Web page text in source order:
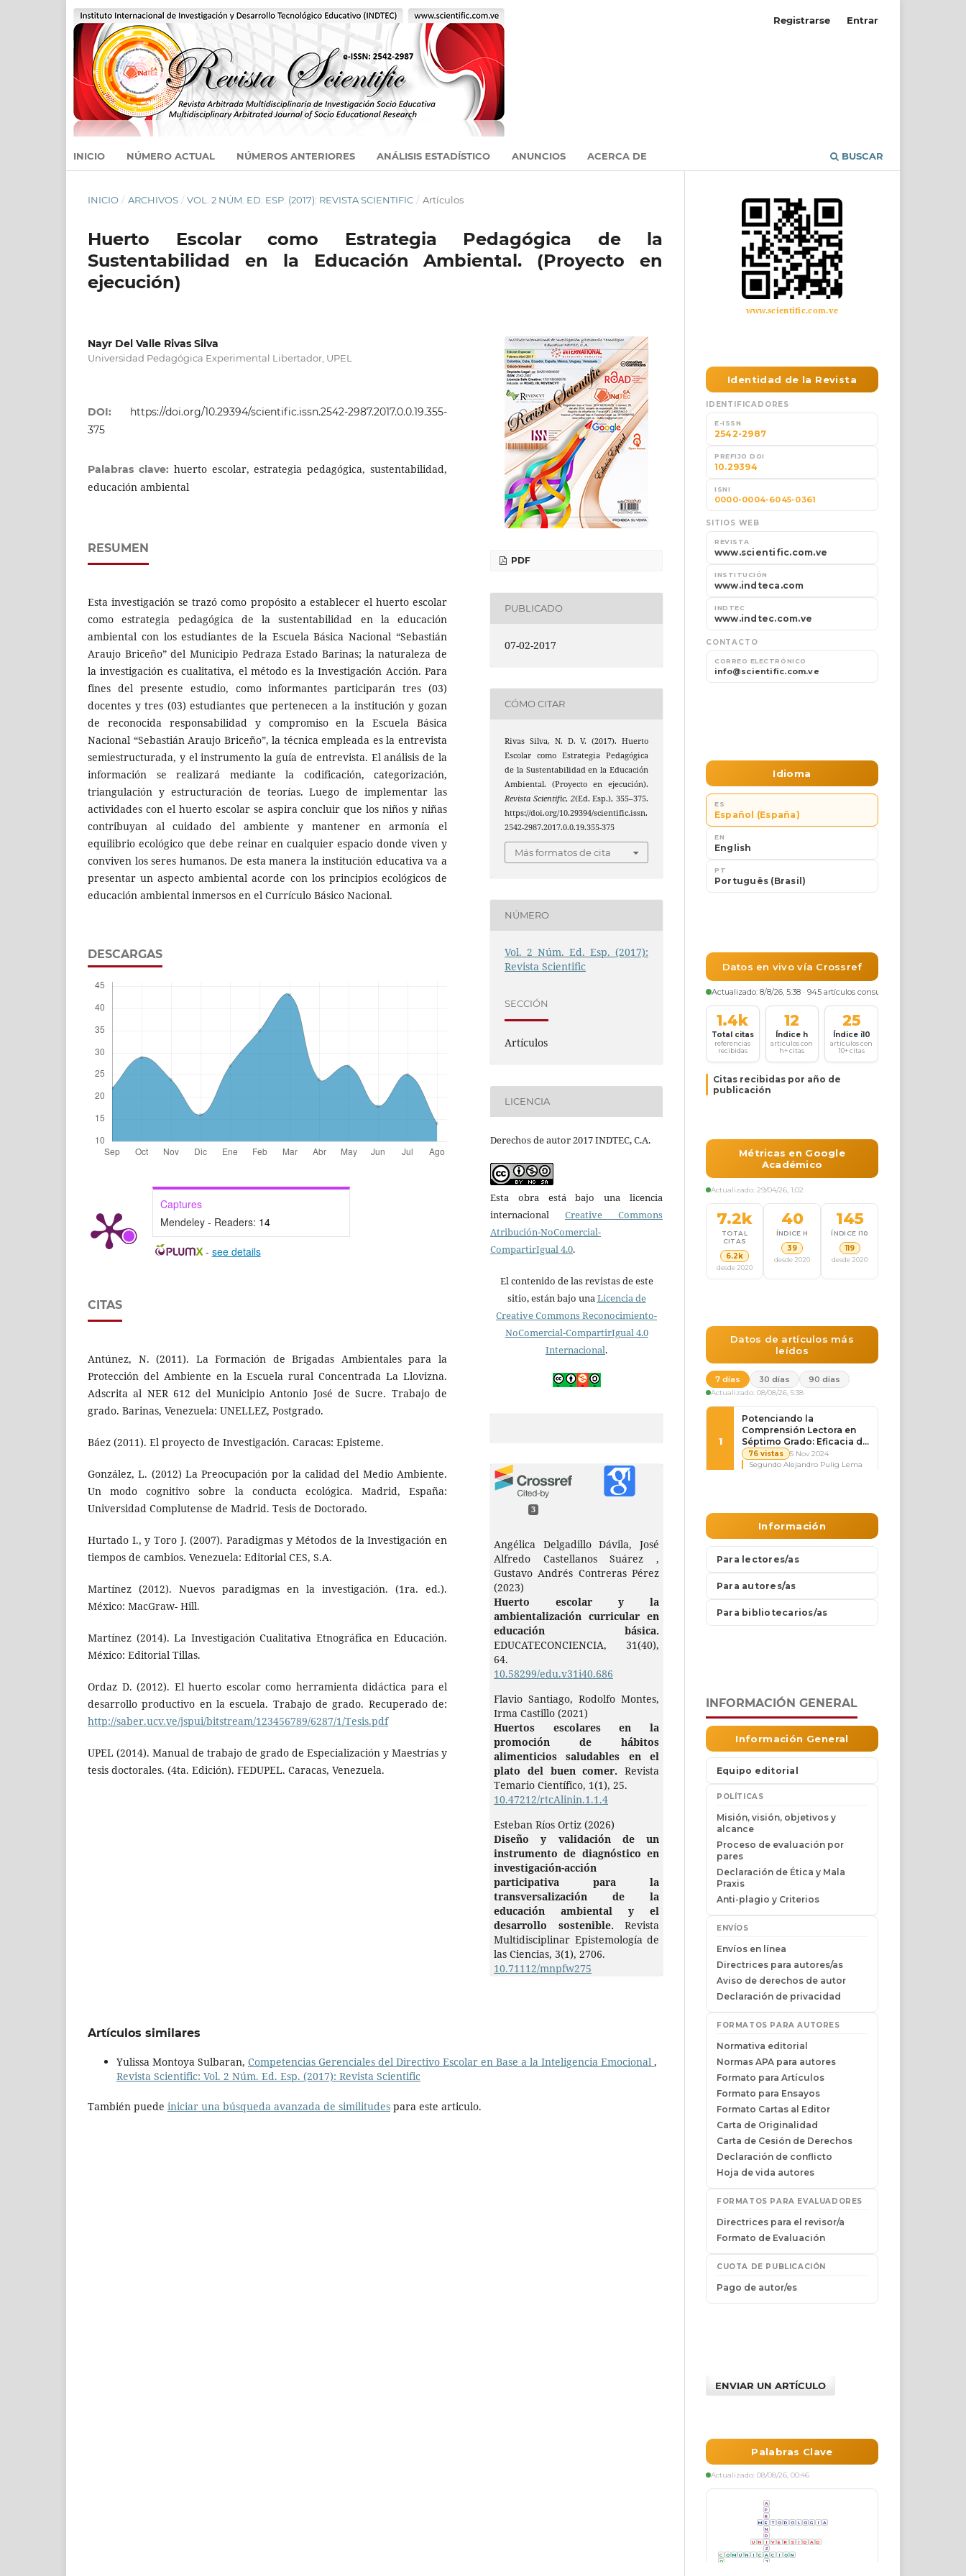
INICIO NÚMERO ACTUAL NÚMEROS ANTERIORES ANÁLISIS ESTADÍSTICO ANUNCIOS ACERCA DE BUSCAR
Registrarse Entrar
INICIO / ARCHIVOS / VOL. 2 NÚM. ED. ESP. (2017): REVISTA SCIENTIFIC / Artículos
Huerto Escolar como Estrategia Pedagógica de la
Sustentabilidad en la Educación Ambiental. (Proyecto en
ejecución)
Nayr Del Valle Rivas Silva
Universidad Pedagógica Experimental Libertador, UPEL
DOI: https://doi.org/10.29394/scientific.issn.2542-2987.2017.0.0.19.355-
375
Palabras clave: huerto escolar, estrategia pedagógica, sustentabilidad,
educación ambiental
RESUMEN
Esta investigación se trazó como propósito a establecer el huerto escolar
como estrategia pedagógica de la sustentabilidad en la educación
ambiental con los estudiantes de la Escuela Básica Nacional “Sebastián
Araujo Briceño” del Municipio Pedraza Estado Barinas; la naturaleza de
la investigación es cualitativa, el método es la Investigación Acción. Para
fines del presente estudio, como informantes participarán tres (03)
docentes y tres (03) estudiantes que pertenecen a la institución y gozan
de reconocida responsabilidad y compromiso en la Escuela Básica
Nacional “Sebastián Araujo Briceño”, la técnica empleada es la entrevista
semiestructurada, y el instrumento la guía de entrevista. El análisis de la
información se realizará mediante la codificación, categorización,
triangulación y estructuración de teorías. Luego de implementar las
actividades con el huerto escolar se aspira concluir que los niños y niñas
contribuyan al cuidado del ambiente y mantener en armonía el
equilibrio ecológico que debe reinar en cualquier espacio donde viven y
conviven los seres humanos. De esta manera la institución educativa va a
presentar un aspecto ambiental acorde con los principios ecológicos de
educación ambiental inmersos en el Currículo Básico Nacional.
DESCARGAS
Captures
Mendeley - Readers: 14
- see details
CITAS
Antúnez, N. (2011). La Formación de Brigadas Ambientales para la
Protección del Ambiente en la Escuela rural Concentrada La Llovizna.
Adscrita al NER 612 del Municipio Antonio José de Sucre. Trabajo de
grado. Barinas, Venezuela: UNELLEZ, Postgrado.
Báez (2011). El proyecto de Investigación. Caracas: Episteme.
González, L. (2012) La Preocupación por la calidad del Medio Ambiente.
Un modo cognitivo sobre la conducta ecológica. Madrid, España:
Universidad Complutense de Madrid. Tesis de Doctorado.
Hurtado I., y Toro J. (2007). Paradigmas y Métodos de la Investigación en
tiempos de cambios. Venezuela: Editorial CES, S.A.
Martínez (2012). Nuevos paradigmas en la investigación. (1ra. ed.).
México: MacGraw- Hill.
Martínez (2014). La Investigación Cualitativa Etnográfica en Educación.
México: Editorial Tillas.
Ordaz D. (2012). El huerto escolar como herramienta didáctica para el
desarrollo productivo en la escuela. Trabajo de grado. Recuperado de:
http://saber.ucv.ve/jspui/bitstream/123456789/6287/1/Tesis.pdf
UPEL (2014). Manual de trabajo de grado de Especialización y Maestrías y
tesis doctorales. (4ta. Edición). FEDUPEL. Caracas, Venezuela.
PDF
PUBLICADO
07-02-2017
CÓMO CITAR
Rivas Silva, N. D. V. (2017). Huerto
Escolar como Estrategia Pedagógica
de la Sustentabilidad en la Educación
Ambiental. (Proyecto en ejecución).
Revista Scientific, 2(Ed. Esp.), 355–375.
https://doi.org/10.29394/scientific.issn.
2542-2987.2017.0.0.19.355-375
Más formatos de cita
NÚMERO
Vol. 2 Núm. Ed. Esp. (2017):
Revista Scientific
SECCIÓN
Artículos
LICENCIA
Derechos de autor 2017 INDTEC, C.A.
Esta obra está bajo una licencia
internacional Creative Commons
Atribución-NoComercial-
CompartirIgual 4.0.
El contenido de las revistas de este
sitio, están bajo unaLicencia de
Creative Commons Reconocimiento-
NoComercial-CompartirIgual 4.0
Internacional.
3
Angélica Delgadillo Dávila, José
Alfredo Castellanos Suárez ,
Gustavo Andrés Contreras Pérez
(2023)
Huerto escolar y la
ambientalización curricular en
educación básica.
EDUCATECONCIENCIA, 31(40),
64.
10.58299/edu.v31i40.686
Flavio Santiago, Rodolfo Montes,
Irma Castillo (2021)
Huertos escolares en la
promoción de hábitos
alimenticios saludables en el
plato del buen comer. Revista
Temario Científico, 1(1), 25.
10.47212/rtcAlinin.1.1.4
Esteban Ríos Ortiz (2026)
Diseño y validación de un
instrumento de diagnóstico en
investigación-acción
participativa para la
transversalización de la
educación ambiental y el
desarrollo sostenible. Revista
Multidisciplinar Epistemología de
las Ciencias, 3(1), 2706.
10.71112/mnpfw275
Artículos similares
Yulissa Montoya Sulbaran, Competencias Gerenciales del Directivo Escolar en Base a la Inteligencia Emocional ,
Revista Scientific: Vol. 2 Núm. Ed. Esp. (2017): Revista Scientific
También puede iniciar una búsqueda avanzada de similitudes para este articulo.
www.scientific.com.ve
INFORMACIÓN GENERAL
ENVIAR UN ARTÍCULO